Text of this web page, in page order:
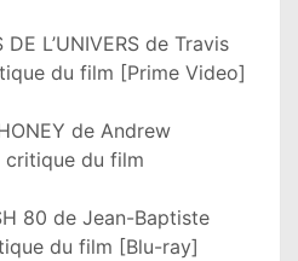
DE L’UNIVERS de Travis
du film [Prime Video]
de Andrew
critique du film
80 de Jean-Baptiste
du film [Blu-ray]